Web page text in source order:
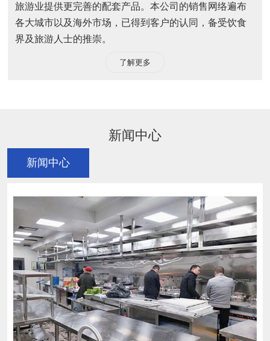
旅游业提供更完善的配套产品。本公司的销售网络遍布
各大城市以及海外市场，已得到客户的认同，备受饮食
界及旅游人士的推崇。
了解更多
新闻中心
新闻中心